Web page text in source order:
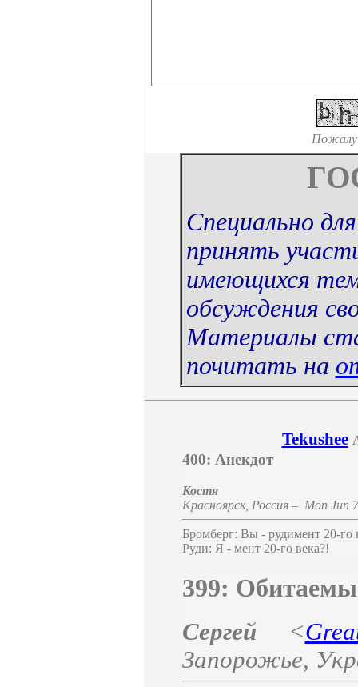
Специально
принять
имеющихся
обсуждения
Материалы
почитать на
Tekushee
400: Анекдот
Костя
Красноярск, Россия– Mon Jun
Бромберг: Вы - рудимент 20-го
Руди: Я - мент 20-го века?!
399:
Сергей <
Запорожье,